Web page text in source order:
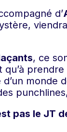
d’
, ce
qu’à
monde
pas le JT